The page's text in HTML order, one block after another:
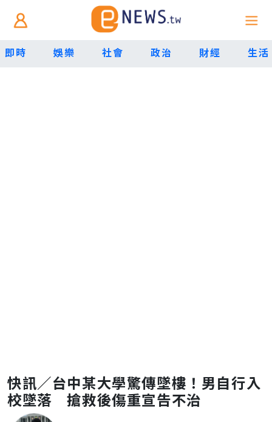
即時 娛樂 社會 政治 財經 生活
快訊／台中某大學驚傳墜樓！男自行入
校墜落 搶救後傷重宣告不治